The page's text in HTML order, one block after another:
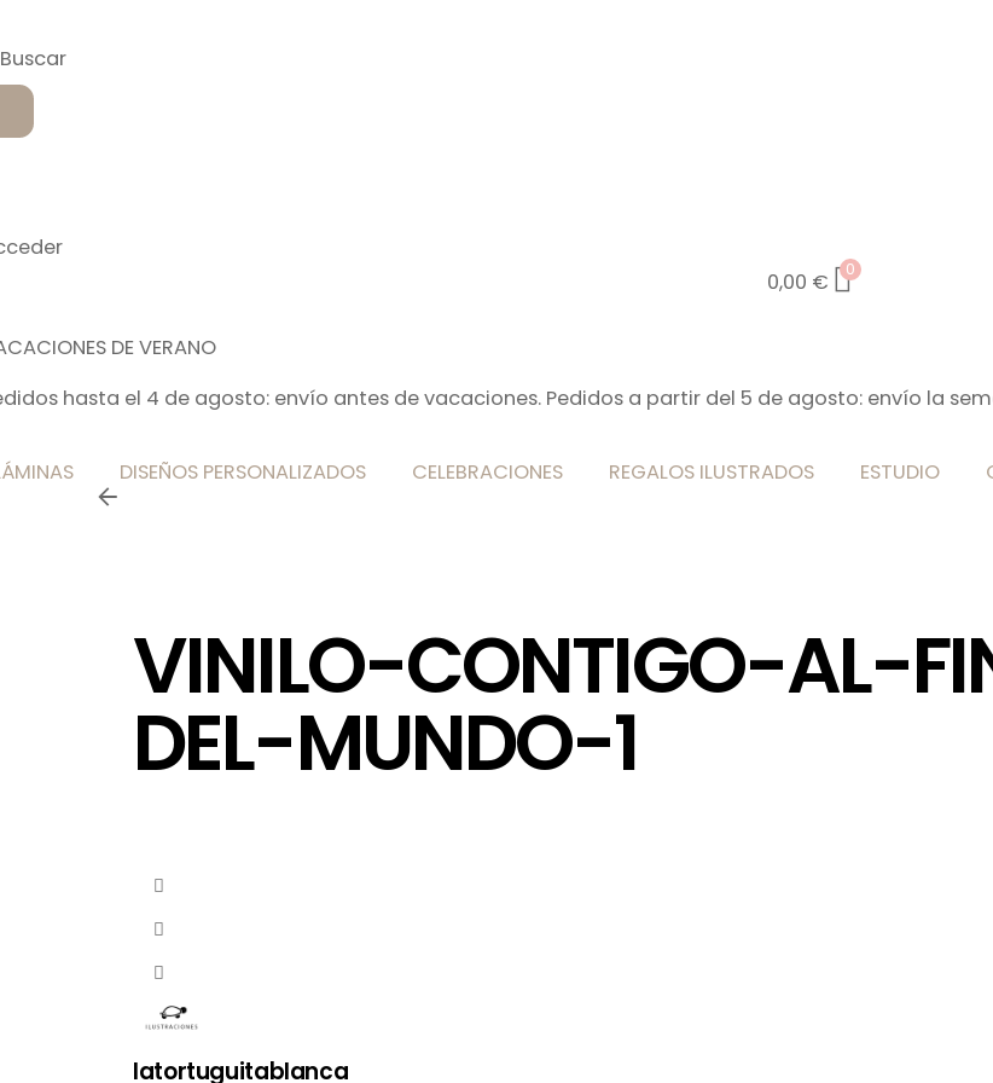
0,00 € 0
DE VERANO
hasta el 4 de agosto: envío antes de vacaciones. Pedidos a partir del 5 de agosto: envío la
DISEÑOS PERSONALIZADOS CELEBRACIONES REGALOS ILUSTRADOS ESTUDIO
VINILO-CONTIGO-AL-
DEL-MUNDO-1
latortuguitablanca